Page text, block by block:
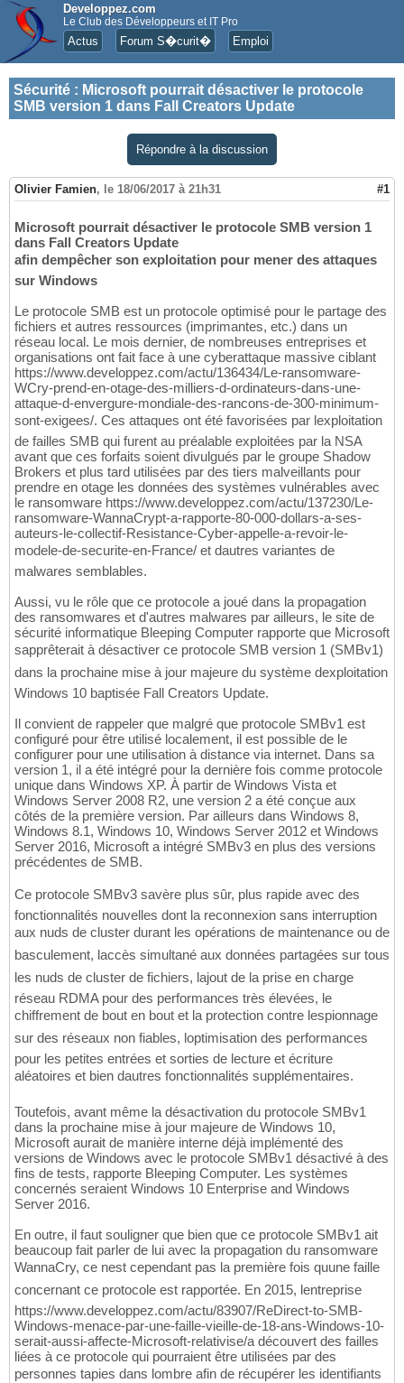
Developpez.com
Le Club des Développeurs et IT Pro
Actus Forum S�curit� Emploi
Sécurité : Microsoft pourrait désactiver le protocole
SMB version 1 dans Fall Creators Update
Répondre à la discussion
Olivier Famien, le 18/06/2017 à 21h31 #1
Microsoft pourrait désactiver le protocole SMB version 1
dans Fall Creators Update
afin dempêcher son exploitation pour mener des attaques
sur Windows
Le protocole SMB est un protocole optimisé pour le partage des
fichiers et autres ressources (imprimantes, etc.) dans un
réseau local. Le mois dernier, de nombreuses entreprises et
organisations ont fait face à une cyberattaque massive ciblant
https://www.developpez.com/actu/136434/Le-ransomware-
WCry-prend-en-otage-des-milliers-d-ordinateurs-dans-une-
attaque-d-envergure-mondiale-des-rancons-de-300-minimum-
sont-exigees/. Ces attaques ont été favorisées par lexploitation
de failles SMB qui furent au préalable exploitées par la NSA
avant que ces forfaits soient divulgués par le groupe Shadow
Brokers et plus tard utilisées par des tiers malveillants pour
prendre en otage les données des systèmes vulnérables avec
le ransomware https://www.developpez.com/actu/137230/Le-
ransomware-WannaCrypt-a-rapporte-80-000-dollars-a-ses-
auteurs-le-collectif-Resistance-Cyber-appelle-a-revoir-le-
modele-de-securite-en-France/ et dautres variantes de
malwares semblables.
Aussi, vu le rôle que ce protocole a joué dans la propagation
des ransomwares et d'autres malwares par ailleurs, le site de
sécurité informatique Bleeping Computer rapporte que Microsoft
sapprêterait à désactiver ce protocole SMB version 1 (SMBv1)
dans la prochaine mise à jour majeure du système dexploitation
Windows 10 baptisée Fall Creators Update.
Il convient de rappeler que malgré que protocole SMBv1 est
configuré pour être utilisé localement, il est possible de le
configurer pour une utilisation à distance via internet. Dans sa
version 1, il a été intégré pour la dernière fois comme protocole
unique dans Windows XP. À partir de Windows Vista et
Windows Server 2008 R2, une version 2 a été conçue aux
côtés de la première version. Par ailleurs dans Windows 8,
Windows 8.1, Windows 10, Windows Server 2012 et Windows
Server 2016, Microsoft a intégré SMBv3 en plus des versions
précédentes de SMB.
Ce protocole SMBv3 savère plus sûr, plus rapide avec des
fonctionnalités nouvelles dont la reconnexion sans interruption
aux nuds de cluster durant les opérations de maintenance ou de
basculement, laccès simultané aux données partagées sur tous
les nuds de cluster de fichiers, lajout de la prise en charge
réseau RDMA pour des performances très élevées, le
chiffrement de bout en bout et la protection contre lespionnage
sur des réseaux non fiables, loptimisation des performances
pour les petites entrées et sorties de lecture et écriture
aléatoires et bien dautres fonctionnalités supplémentaires.
Toutefois, avant même la désactivation du protocole SMBv1
dans la prochaine mise à jour majeure de Windows 10,
Microsoft aurait de manière interne déjà implémenté des
versions de Windows avec le protocole SMBv1 désactivé à des
fins de tests, rapporte Bleeping Computer. Les systèmes
concernés seraient Windows 10 Enterprise and Windows
Server 2016.
En outre, il faut souligner que bien que ce protocole SMBv1 ait
beaucoup fait parler de lui avec la propagation du ransomware
WannaCry, ce nest cependant pas la première fois quune faille
concernant ce protocole est rapportée. En 2015, lentreprise
https://www.developpez.com/actu/83907/ReDirect-to-SMB-
Windows-menace-par-une-faille-vieille-de-18-ans-Windows-10-
serait-aussi-affecte-Microsoft-relativise/a découvert des failles
liées à ce protocole qui pourraient être utilisées par des
personnes tapies dans lombre afin de récupérer les identifiants